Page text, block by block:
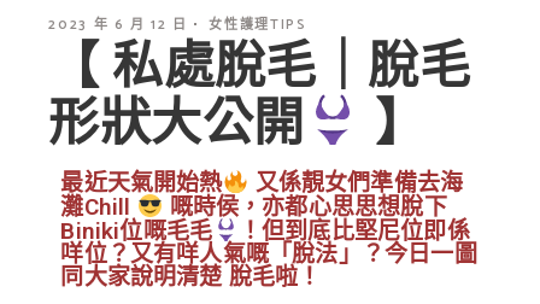
2023 年 6 月 12 日 女性護理TIPS
【 私處脫毛｜脫毛
形狀大公開
】
最近天氣開始熱
又係靚女們準備去海
灘Chill
嘅時侯，亦都心思思想脫下
Biniki位嘅毛毛
！但到底比堅尼位即係
咩位？又有咩人氣嘅「脫法」？今日一圖
同大家說明清楚 脫毛啦！